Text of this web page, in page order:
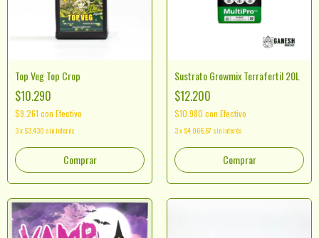
Top Veg Top Crop
$10.290
$9.261 con Efectivo
3x $3.430 sin interés
Comprar
Sustrato Growmix Terrafertil 20L
$12.200
$10.980 con Efectivo
3x $4.066,67 sin interés